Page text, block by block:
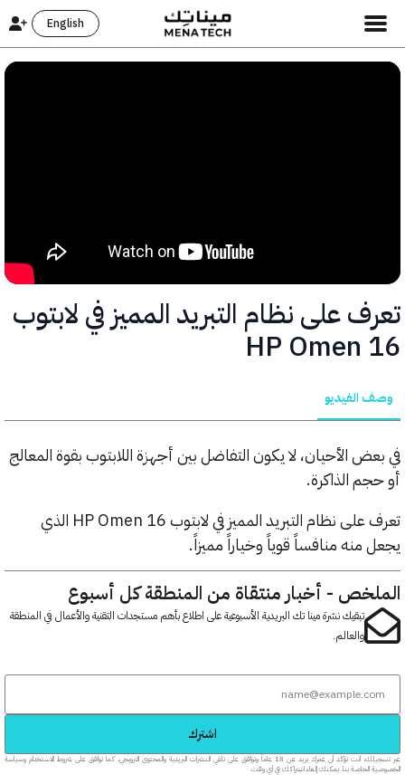
English
على نظام التبريد المميز في لابتوب
HP
الأحيان، لا يكون التفاضل بين أجهزة اللابتوب بقوة المعالج
الذاكرة.
تعرف على نظام التبريد المميز في لابتوب HP Omen 16 الذي
منافساً قوياً وخياراً مميزاً.
- أخبار منتقاة من المنطقة كل أسبوع
تبقيك نشرة مينا تك البريدية الأسبوعية على اطلاع بأهم مستجدات التقنية والأعمال في المنطقة
والعالم.
عبر تسجيلك، أنت تؤكد أن عمرك يزيد عن 18 عاماً وتوافق على تلقي النشرات البريدية والمحتوى الترويجي، كما توافق على شروط الاستخدام وسياسة
بنا. يمكنك إلغاء اشتراكك في أي وقت.